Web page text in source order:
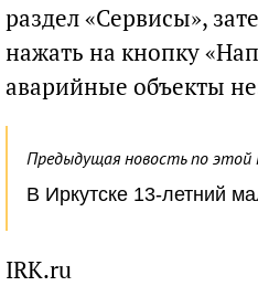
раздел «Сервисы»,
нажать на кнопку
аварийные объекты
Предыдущая новость по
В Иркутске 13-летний
IRK.ru